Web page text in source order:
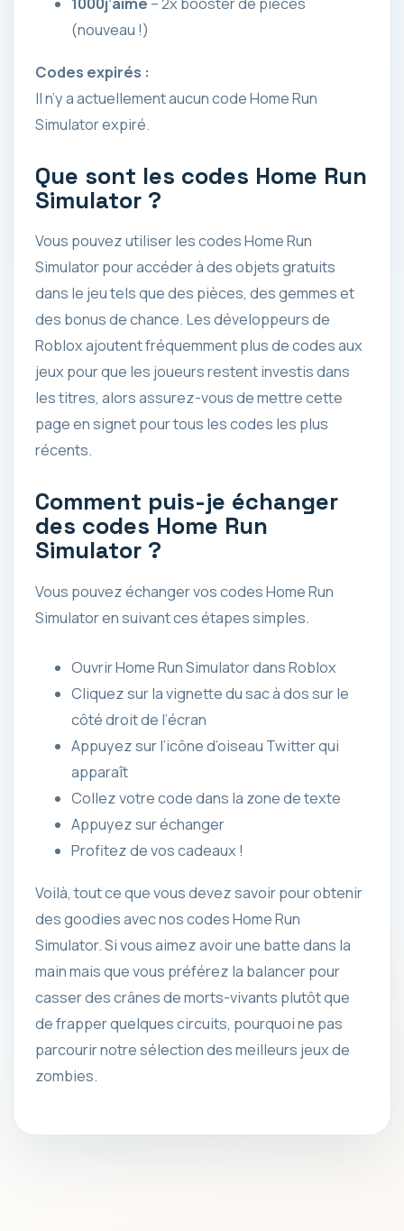
1000j’aime – 2x booster de pièces
(nouveau !)
Codes expirés :
Il n’y a actuellement aucun code Home Run
Simulator expiré.
Que sont les codes Home Run
Simulator ?
Vous pouvez utiliser les codes Home Run
Simulator pour accéder à des objets gratuits
dans le jeu tels que des pièces, des gemmes et
des bonus de chance. Les développeurs de
Roblox ajoutent fréquemment plus de codes aux
jeux pour que les joueurs restent investis dans
les titres, alors assurez-vous de mettre cette
page en signet pour tous les codes les plus
récents.
Comment puis-je échanger
des codes Home Run
Simulator ?
Vous pouvez échanger vos codes Home Run
Simulator en suivant ces étapes simples.
Ouvrir Home Run Simulator dans Roblox
Cliquez sur la vignette du sac à dos sur le
côté droit de l’écran
Appuyez sur l’icône d’oiseau Twitter qui
apparaît
Collez votre code dans la zone de texte
Appuyez sur échanger
Profitez de vos cadeaux !
Voilà, tout ce que vous devez savoir pour obtenir
des goodies avec nos codes Home Run
Simulator. Si vous aimez avoir une batte dans la
main mais que vous préférez la balancer pour
casser des crânes de morts-vivants plutôt que
de frapper quelques circuits, pourquoi ne pas
parcourir notre sélection des meilleurs jeux de
zombies.